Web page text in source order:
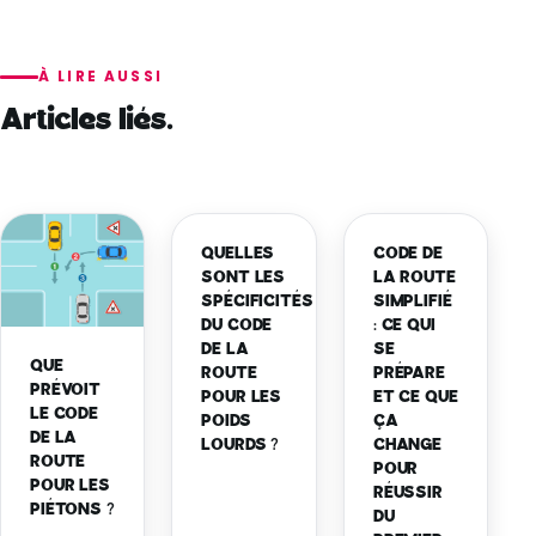
À LIRE AUSSI
Articles liés.
QUE
PRÉVOIT
LE CODE
DE LA
ROUTE
POUR LES
PIÉTONS ?
QUELLES
SONT LES
SPÉCIFICITÉS
DU CODE
DE LA
ROUTE
POUR LES
POIDS
LOURDS ?
CODE DE
LA ROUTE
SIMPLIFIÉ
: CE QUI
SE
PRÉPARE
ET CE QUE
ÇA
CHANGE
POUR
RÉUSSIR
DU